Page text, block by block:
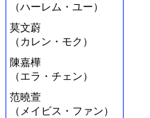
（ハーレム・ユー）
莫文蔚
（カレン・モク）
陳嘉樺
（エラ・チェン）
范曉萱
（メイビス・ファン）